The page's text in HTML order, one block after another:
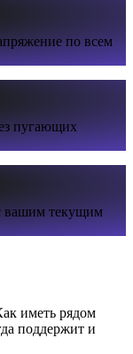
по всем
пугающих
вашим текущим
иметь рядом
поддержит и